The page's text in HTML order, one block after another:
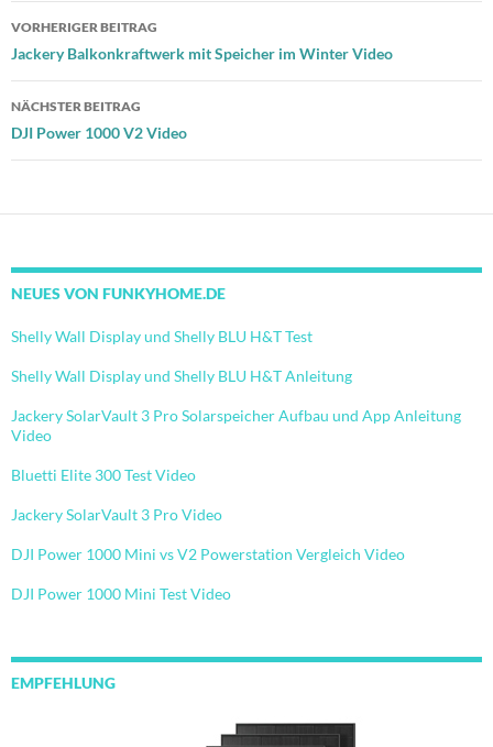
Beitragsnavigation
VORHERIGER BEITRAG
Jackery Balkonkraftwerk mit Speicher im Winter Video
NÄCHSTER BEITRAG
DJI Power 1000 V2 Video
NEUES VON FUNKYHOME.DE
Shelly Wall Display und Shelly BLU H&T Test
Shelly Wall Display und Shelly BLU H&T Anleitung
Jackery SolarVault 3 Pro Solarspeicher Aufbau und App Anleitung
Video
Bluetti Elite 300 Test Video
Jackery SolarVault 3 Pro Video
DJI Power 1000 Mini vs V2 Powerstation Vergleich Video
DJI Power 1000 Mini Test Video
EMPFEHLUNG